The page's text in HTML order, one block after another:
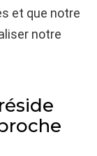
et que notre
notre